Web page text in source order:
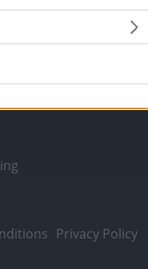
Privacy Policy